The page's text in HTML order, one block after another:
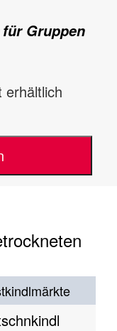
Gruppen
erhältlich